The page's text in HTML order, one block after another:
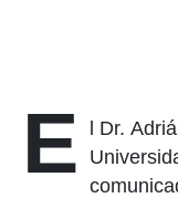
E
l Dr.